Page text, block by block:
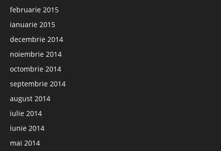
februarie 2015
ianuarie 2015
decembrie 2014
noiembrie 2014
octombrie 2014
septembrie 2014
august 2014
iulie 2014
iunie 2014
mai 2014